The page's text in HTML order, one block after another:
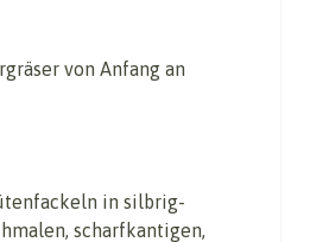
von Anfang an
in silbrig-
scharfkantigen,